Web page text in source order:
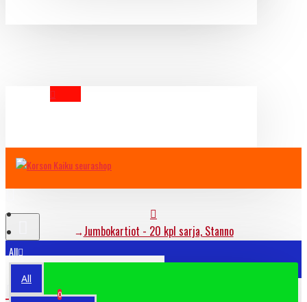
All
All
Ostoskori0
Jumbokartiot - 20 kpl sarja, Stanno
JUMBOKARTIOT - 20